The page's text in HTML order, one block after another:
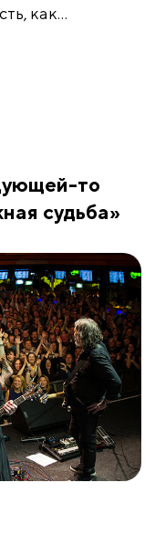
как…
то
судьба»